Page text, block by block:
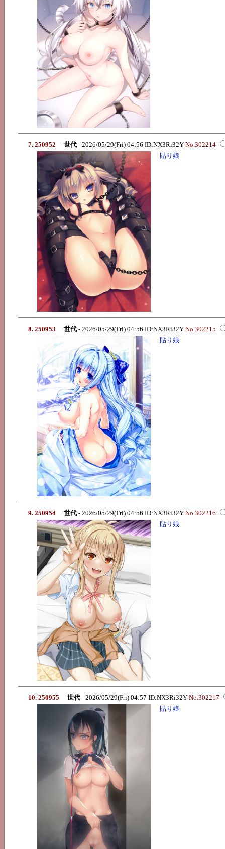
7. 250952 世代 - 2026/05/29(Fri) 04:56 ID:NX3Ri32Y No.302214
貼り娘
8. 250953 世代 - 2026/05/29(Fri) 04:56 ID:NX3Ri32Y No.302215
貼り娘
9. 250954 世代 - 2026/05/29(Fri) 04:56 ID:NX3Ri32Y No.302216
貼り娘
10. 250955 世代 - 2026/05/29(Fri) 04:57 ID:NX3Ri32Y No.302217
貼り娘